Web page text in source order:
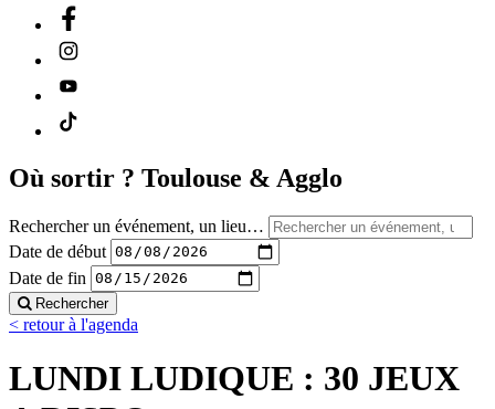
Où sortir ? Toulouse & Agglo
Rechercher un événement, un lieu…
Date de début
Date de fin
Rechercher
< retour à l'agenda
LUNDI LUDIQUE : 30 JEUX